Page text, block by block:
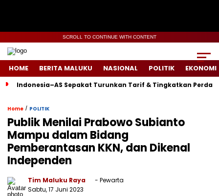
SCROLL TO CONTINUE WITH CONTENT
HOME BERITA MALUKU NASIONAL POLITIK EKONOMI
Indonesia–AS Sepakat Turunkan Tarif & Tingkatkan
Home / POLITIK
Publik Menilai Prabowo Subianto
Mampu dalam Bidang
Pemberantasan KKN, dan Dikenal
Independen
Tim Maluku Raya
- Pewarta
Sabtu, 17 Juni 2023